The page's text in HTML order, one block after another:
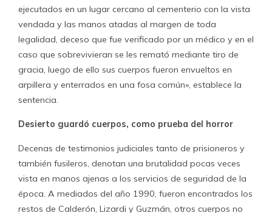
ejecutados en un lugar cercano al cementerio con la vista
vendada y las manos atadas al margen de toda
legalidad, deceso que fue verificado por un médico y en el
caso que sobrevivieran se les remató mediante tiro de
gracia, luego de ello sus cuerpos fueron envueltos en
arpillera y enterrados en una fosa común», establece la
sentencia.
Desierto guardó cuerpos, como prueba del horror
Decenas de testimonios judiciales tanto de prisioneros y
también fusileros, denotan una brutalidad pocas veces
vista en manos ajenas a los servicios de seguridad de la
época. A mediados del año 1990, fueron encontrados los
restos de Calderón, Lizardi y Guzmán, otros cuerpos no